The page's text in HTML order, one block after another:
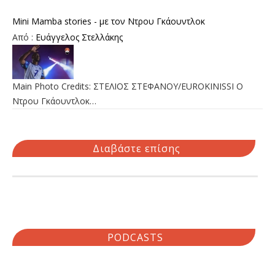
Mini Mamba stories - με τον Ντρου Γκάουντλοκ
Από : Ευάγγελος Στελλάκης
Main Photo Credits: ΣΤΕΛΙΟΣ ΣΤΕΦΑΝΟΥ/EUROKINISSI Ο
Ντρου Γκάουντλοκ…
Διαβάστε επίσης
PODCASTS